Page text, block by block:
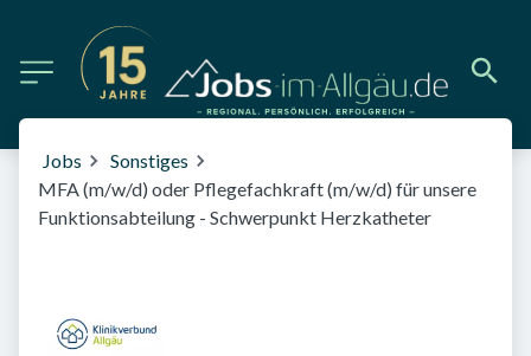
Jobs
Sonstiges
MFA (m/w/d) oder Pflegefachkraft (m/w/d) für unsere
Funktionsabteilung - Schwerpunkt Herzkatheter